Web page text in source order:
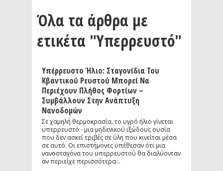
Όλα τα άρθρα με
ετικέτα "Υπερρευστό"
Υπέρρευστο Ήλιο: Σταγονίδια Του
Κβαντικού Ρευστού Μπορεί Να
Περιέχουν Πλήθος Φορτίων –
Συμβάλλουν Στην Ανάπτυξη
Νανοδομών
Σε χαμηλή θερμοκρασία, το υγρό ήλιο γίνεται
υπερρευστό - μια μηδενικού ιξώδους ουσία
που δεν ασκεί τριβές σε ύλη που κινείται μέσα
σε αυτό. Οι επιστήμονες υπέθεσαν ότι μια
νανοσταγόνα του υπερρευστού θα διαλύονταν
αν περιείχε περισσότερα...